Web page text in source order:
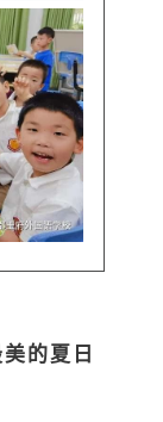
美的夏日